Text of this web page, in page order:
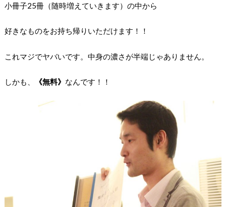
小冊子25冊（随時増えていきます）の中から
好きなものをお持ち帰りいただけます！！
これマジでヤバいです。中身の濃さが半端じゃありません。
しかも、 《無料》 なんです！！